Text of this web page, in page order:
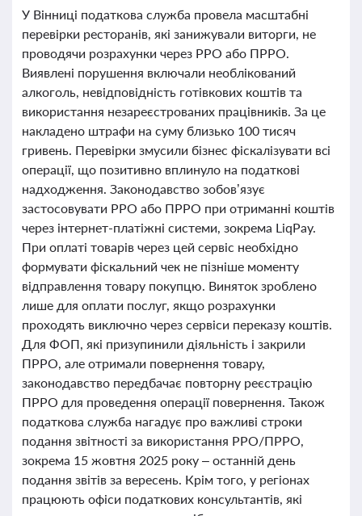
У Вінниці податкова служба провела масштабні
перевірки ресторанів, які занижували виторги, не
проводячи розрахунки через РРО або ПРРО.
Виявлені порушення включали необлікований
алкоголь, невідповідність готівкових коштів та
використання незареєстрованих працівників. За це
накладено штрафи на суму близько 100 тисяч
гривень. Перевірки змусили бізнес фіскалізувати всі
операції, що позитивно вплинуло на податкові
надходження. Законодавство зобов’язує
застосовувати РРО або ПРРО при отриманні коштів
через інтернет-платіжні системи, зокрема LiqPay.
При оплаті товарів через цей сервіс необхідно
формувати фіскальний чек не пізніше моменту
відправлення товару покупцю. Виняток зроблено
лише для оплати послуг, якщо розрахунки
проходять виключно через сервіси переказу коштів.
Для ФОП, які призупинили діяльність і закрили
ПРРО, але отримали повернення товару,
законодавство передбачає повторну реєстрацію
ПРРО для проведення операції повернення. Також
податкова служба нагадує про важливі строки
подання звітності за використання РРО/ПРРО,
зокрема 15 жовтня 2025 року – останній день
подання звітів за вересень. Крім того, у регіонах
працюють офіси податкових консультантів, які